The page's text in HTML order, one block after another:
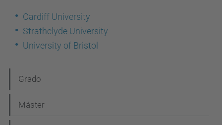
Cardiff University
Strathclyde University
University of Bristol
a
v
Grado
Máster